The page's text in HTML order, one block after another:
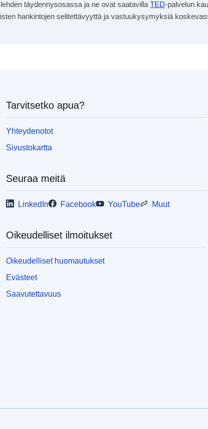
täydennysosassa ja ne ovat saatavilla TED-palvelun
hankintojen selitettävyyttä ja vastuukysymyksiä
Tarvitsetko apua?
Yhteydenotot
Sivustokartta
Seuraa meitä
LinkedIn Facebook YouTube Muut
Oikeudelliset ilmoitukset
Oikeudelliset huomautukset
Evästeet
Saavutettavuus